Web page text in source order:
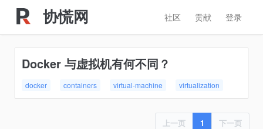
协慌网 登录
贡献
社区
Docker 与虚拟机有何不同？
docker containers virtual-machine virtualization
上一页 1 下一页